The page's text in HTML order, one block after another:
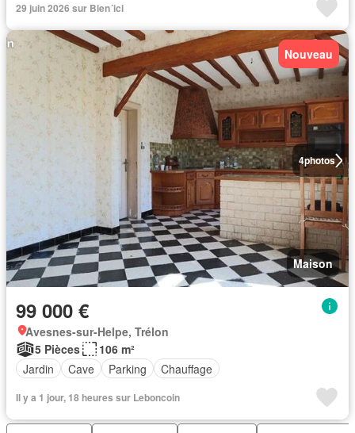
29 juin 2026 sur Bien´ici
4photos
Nouveau
Maison
99 000 €
Avesnes-sur-Helpe, Trélon
5 Pièces
106 m²
Jardin
Cave Parking Chauffage
Il y a 1 jour, 18 heures sur Leboncoin